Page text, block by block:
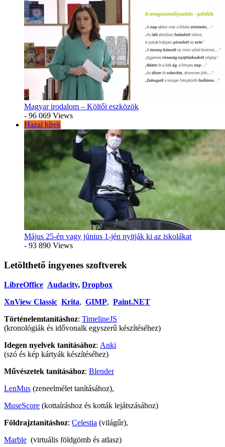
Magyar irodalom – Költői eszközök
- 96 069 Views
Hazai hírek
Május 25-én vagy június 1-jén nyitják ki az iskolákat
- 93 890 Views
Letölthető ingyenes szoftverek
LibreOffice Audacity, Dropbox
XnView Classic Krita, GIMP, Paint.NET
Történelemtanításhoz: TimelineJS
(kronológiák és idővonalk egyszerű készítéséhez)
Idegen nyelvek tanításához: Anki
(szó és kép kártyák készítéséhez)
Művészetek tanításához: Blender
LenMus (zeneelmélet tanításához),
MuseScore (kottaíráshoz és kották lejátszásához)
Földrajztanításhoz: Celestia (világűr),
Marble (virtuális földgömb és atlasz)